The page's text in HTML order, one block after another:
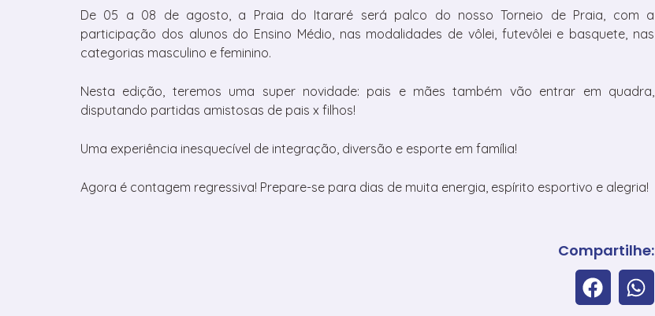
De 05 a 08 de agosto, a Praia do Itararé será palco do nosso Torneio de Praia, com a
participação dos alunos do Ensino Médio, nas modalidades de vôlei, futevôlei e basquete, nas
categorias masculino e feminino.
Nesta edição, teremos uma super novidade: pais e mães também vão entrar em quadra,
disputando partidas amistosas de pais x filhos!
Uma experiência inesquecível de integração, diversão e esporte em família!
Agora é contagem regressiva! Prepare-se para dias de muita energia, espírito esportivo e alegria!
Compartilhe: